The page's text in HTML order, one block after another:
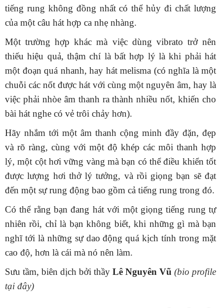
tiếng rung không đồng nhất có thể hủy đi chất lượng
của một câu hát hợp ca nhẹ nhàng.
Một trường hợp khác mà việc dùng vibrato trở nên
thiếu hiệu quả, thậm chí là bất hợp lý là khi phải hát
một đoạn quá nhanh, hay hát melisma (có nghĩa là một
chuỗi các nốt được hát với cùng một nguyên âm, hay là
việc phải nhòe âm thanh ra thành nhiều nốt, khiến cho
bài hát nghe có vẻ trôi chảy hơn).
Hãy nhắm tới một âm thanh cộng minh đầy đặn, đẹp
và rõ ràng, cùng với một độ khép các môi thanh hợp
lý, một cột hơi vững vàng mà bạn có thể điều khiển tốt
được lượng hơi thở lý tưởng, và rồi giọng bạn sẽ đạt
đến một sự rung động bao gồm cả tiếng rung trong đó.
Có thể rằng bạn đang hát với một giọng tiếng rung tự
nhiên rồi, chỉ là bạn không biết, khi những gì mà bạn
nghĩ tới là những sự dao động quá kịch tính trong mặt
cao độ, hơn là cái mà nó nên làm.
Sưu tầm, biên dịch bởi thầy Lê Nguyên Vũ (bio profile
tại đây)